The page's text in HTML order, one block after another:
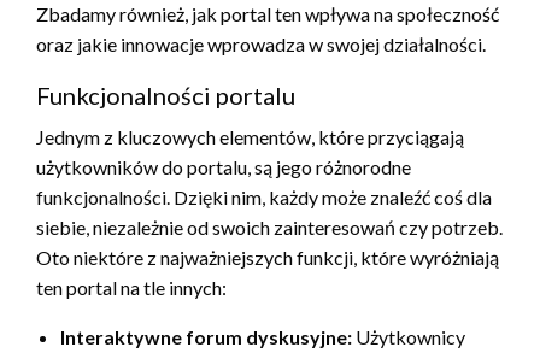
Zbadamy również, jak portal ten wpływa na społeczność
oraz jakie innowacje wprowadza w swojej działalności.
Funkcjonalności portalu
Jednym z kluczowych elementów, które przyciągają
użytkowników do portalu, są jego różnorodne
funkcjonalności. Dzięki nim, każdy może znaleźć coś dla
siebie, niezależnie od swoich zainteresowań czy potrzeb.
Oto niektóre z najważniejszych funkcji, które wyróżniają
ten portal na tle innych:
Interaktywne forum dyskusyjne: Użytkownicy